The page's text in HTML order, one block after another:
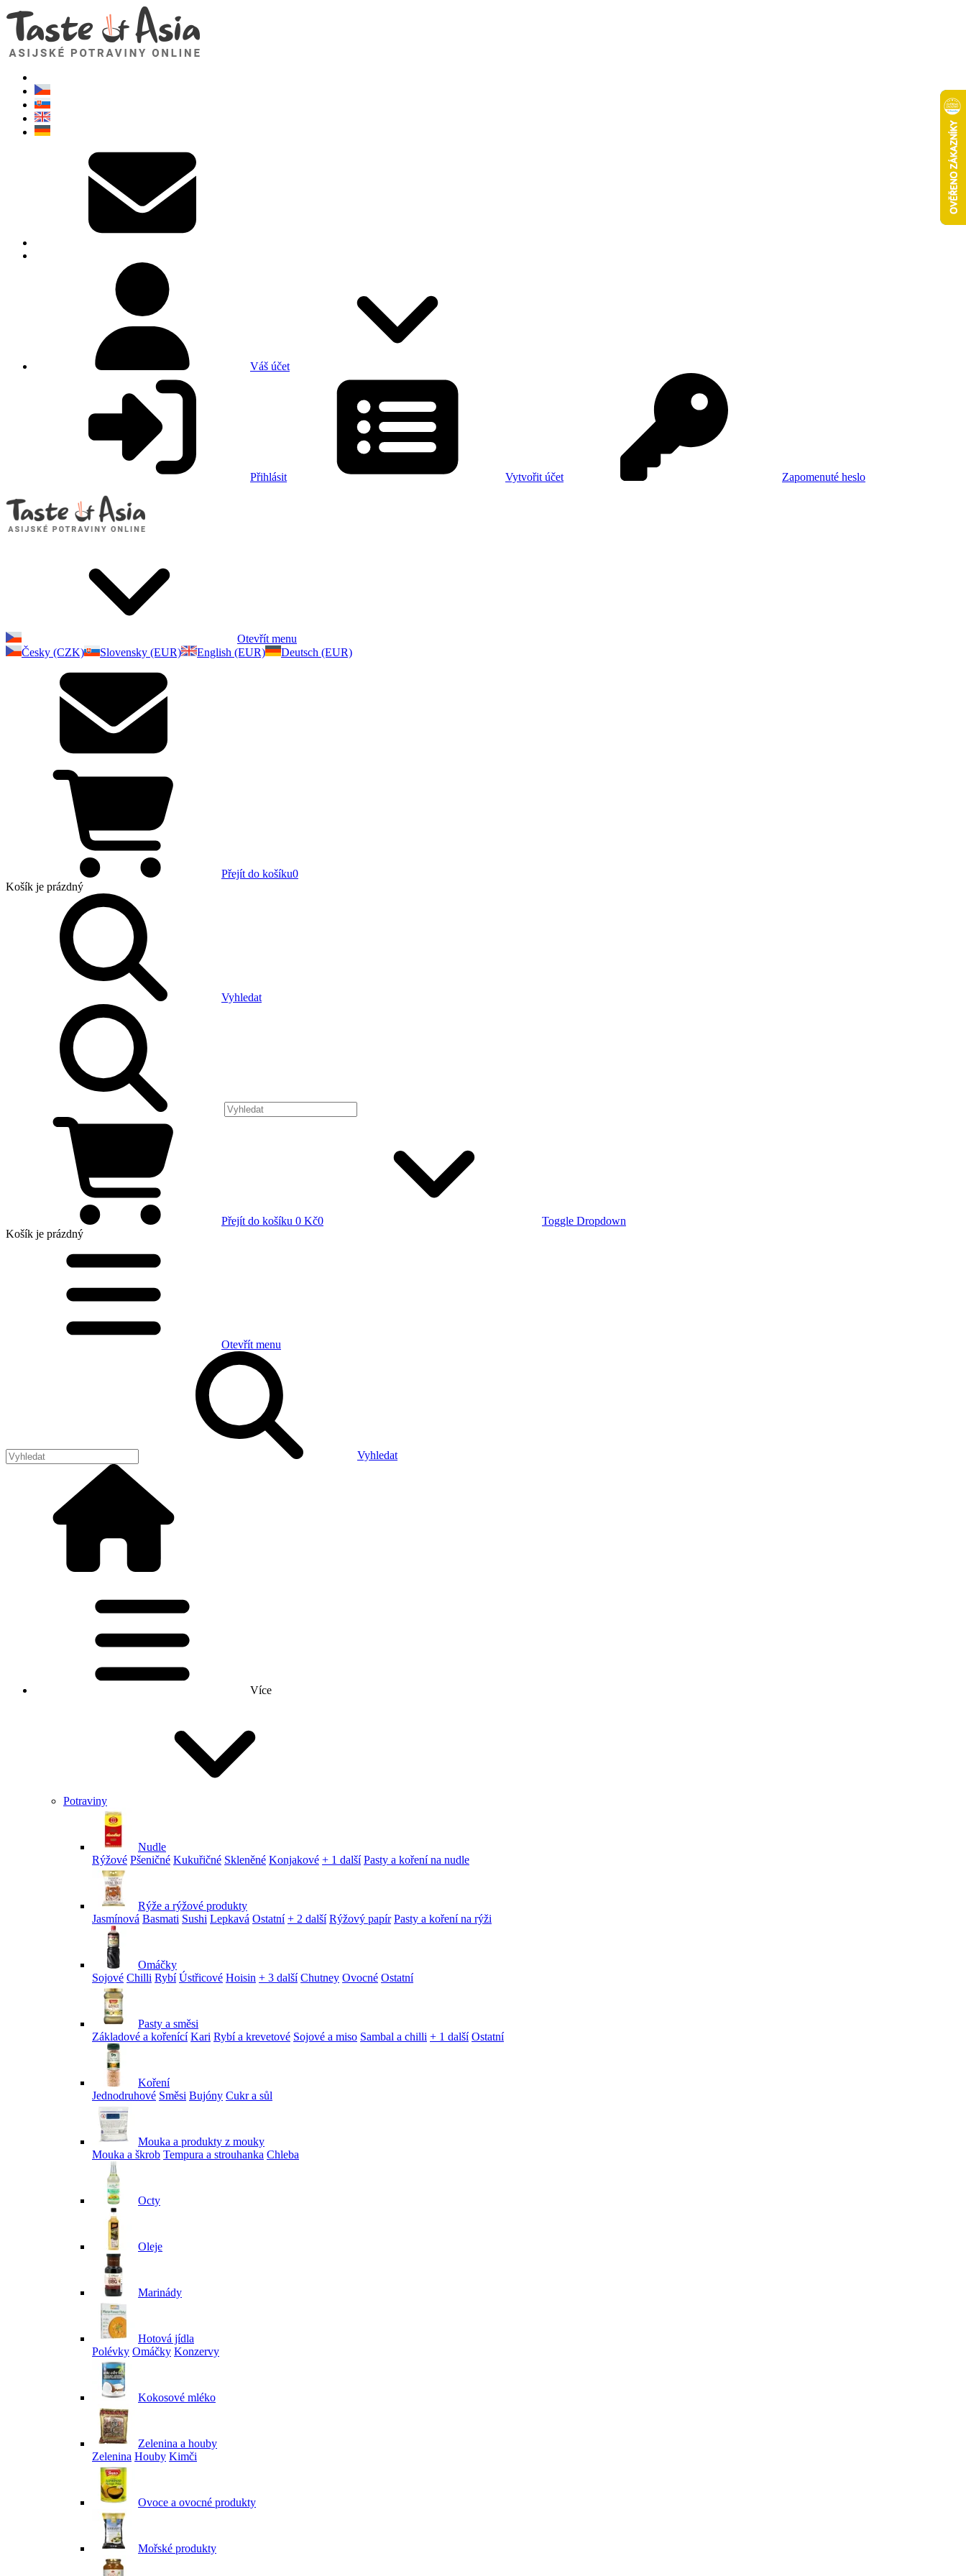
Váš účet
Přihlásit Vytvořit účet Zapomenuté heslo
Otevřít menu
Česky (CZK)
Slovensky (EUR) English (EUR) Deutsch (EUR)
Přejít do košíku0
Košík je prázdný
Vyhledat
Přejít do košíku 0 Kč0
Toggle Dropdown
Košík je prázdný
Otevřít menu
Vyhledat
Více
Potraviny
Nudle
Rýžové Pšeničné Kukuřičné Skleněné Konjakové + 1 další Pasty a koření na nudle
Rýže a rýžové produkty
Jasmínová Basmati Sushi Lepkavá Ostatní + 2 další Rýžový papír Pasty a koření na rýži
Omáčky
Sojové Chilli Rybí Ústřicové Hoisin + 3 další Chutney Ovocné Ostatní
Pasty a směsi
Základové a kořenící Kari Rybí a krevetové Sojové a miso Sambal a chilli + 1 další Ostatní
Koření
Jednodruhové Směsi Bujóny Cukr a sůl
Mouka a produkty z mouky
Mouka a škrob Tempura a strouhanka Chleba
Octy
Oleje
Marinády
Hotová jídla
Polévky Omáčky Konzervy
Kokosové mléko
Zelenina a houby
Zelenina Houby Kimči
Ovoce a ovocné produkty
Mořské produkty